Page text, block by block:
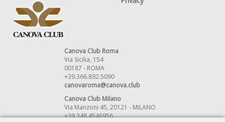
Canova Club Roma
Via Sicilia, 154
00187 - ROMA
+39.366.892.5090
canovaroma@canova.club
Canova Club Milano
Via Manzoni 45, 20121 - MILANO
+39 348.4546956